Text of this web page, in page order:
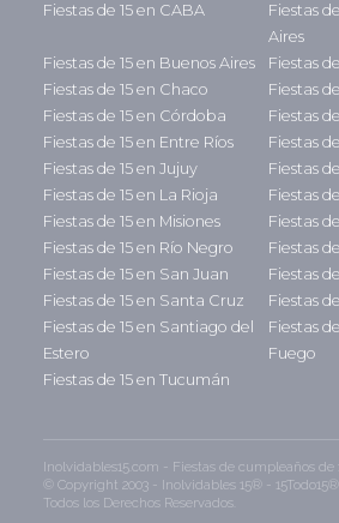
Fiestas de 15 en CABA
Fiestas
Aires
Fiestas de 15 en Buenos Aires
Fiestas
Fiestas de 15 en Chaco
Fiestas
Fiestas de 15 en Córdoba
Fiestas
Fiestas de 15 en Entre Ríos
Fiestas
Fiestas de 15 en Jujuy
Fiestas
Fiestas de 15 en La Rioja
Fiestas
Fiestas de 15 en Misiones
Fiestas
Fiestas de 15 en Río Negro
Fiestas
Fiestas de 15 en San Juan
Fiestas
Fiestas de 15 en Santa Cruz
Fiestas
Fiestas de 15 en Santiago del
Estero
Fiestas
Fuego
Fiestas de 15 en Tucumán
Inolvidables15.com - Fiestas de cumpleaños de
© Copyright 2003 - Inolvidables 15® -
Todos los Derechos Reservados.